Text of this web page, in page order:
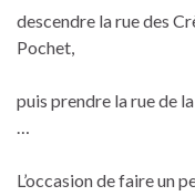
descendre la rue des
Pochet,
puis prendre la rue de
L’occasion de faire un